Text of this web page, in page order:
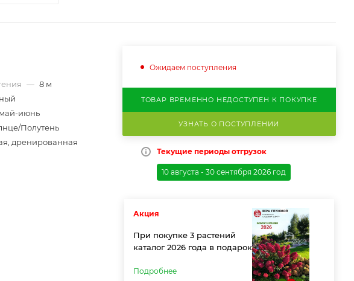
— 8 м
май-июнь
Полутень
дренированная
Ожидаем поступления
ТОВАР ВРЕМЕННО НЕДОСТУПЕН К ПОКУПКЕ
УЗНАТЬ О ПОСТУПЛЕНИИ
Текущие периоды отгрузок
10 августа - 30 сентября 2026 год
Акция
При покупке 3 растений
каталог 2026 года в подарок
Подробнее